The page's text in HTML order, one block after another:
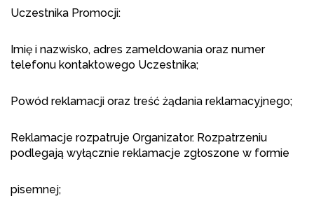
Uczestnika Promocji:
Imię i nazwisko, adres zameldowania oraz numer
telefonu kontaktowego Uczestnika;
Powód reklamacji oraz treść żądania reklamacyjnego;
Reklamacje rozpatruje Organizator. Rozpatrzeniu
podlegają wyłącznie reklamacje zgłoszone w formie
pisemnej;